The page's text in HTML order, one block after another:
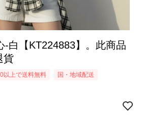
-白【KT224883】。此商品
貨
以上で送料無料 国・地域配送